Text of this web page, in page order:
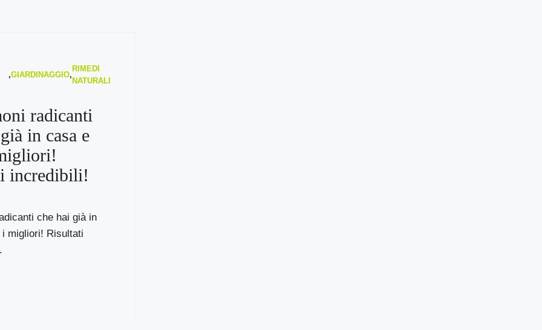
,GIARDINAGGIO,
RIMEDI
NATURALI
radicanti
in casa e
incredibili!
che hai già in
migliori! Risultati